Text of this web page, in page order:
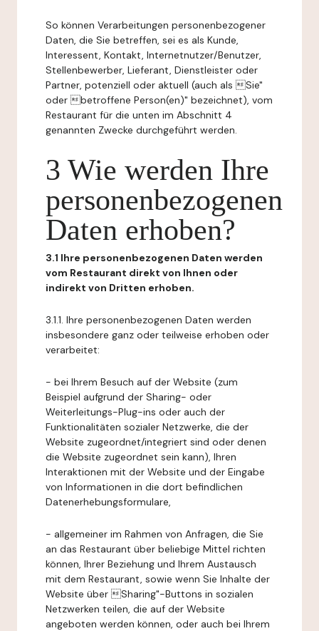
So können Verarbeitungen personenbezogener
Daten, die Sie betreffen, sei es als Kunde,
Interessent, Kontakt, Internetnutzer/Benutzer,
Stellenbewerber, Lieferant, Dienstleister oder
Partner, potenziell oder aktuell (auch als Sie"
oder betroffene Person(en)" bezeichnet), vom
Restaurant für die unten im Abschnitt 4
genannten Zwecke durchgeführt werden.
3 Wie werden Ihre
personenbezogenen
Daten erhoben?
3.1 Ihre personenbezogenen Daten werden
vom Restaurant direkt von Ihnen oder
indirekt von Dritten erhoben.
3.1.1. Ihre personenbezogenen Daten werden
insbesondere ganz oder teilweise erhoben oder
verarbeitet:
- bei Ihrem Besuch auf der Website (zum
Beispiel aufgrund der Sharing- oder
Weiterleitungs-Plug-ins oder auch der
Funktionalitäten sozialer Netzwerke, die der
Website zugeordnet/integriert sind oder denen
die Website zugeordnet sein kann), Ihren
Interaktionen mit der Website und der Eingabe
von Informationen in die dort befindlichen
Datenerhebungsformulare,
- allgemeiner im Rahmen von Anfragen, die Sie
an das Restaurant über beliebige Mittel richten
können, Ihrer Beziehung und Ihrem Austausch
mit dem Restaurant, sowie wenn Sie Inhalte der
Website über Sharing"-Buttons in sozialen
Netzwerken teilen, die auf der Website
angeboten werden können, oder auch bei Ihrem